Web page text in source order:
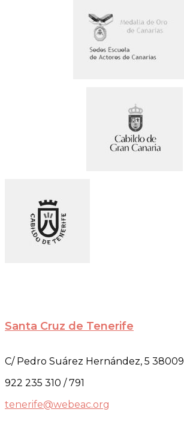
Santa Cruz de Tenerife
C/ Pedro Suárez Hernández, 5 38009
922 235 310 / 791
tenerife@webeac.org